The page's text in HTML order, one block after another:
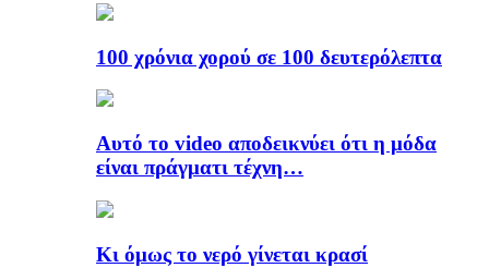
100 χρόνια χορού σε 100 δευτερόλεπτα
Αυτό το video αποδεικνύει ότι η μόδα
είναι πράγματι τέχνη…
Κι όμως το νερό γίνεται κρασί